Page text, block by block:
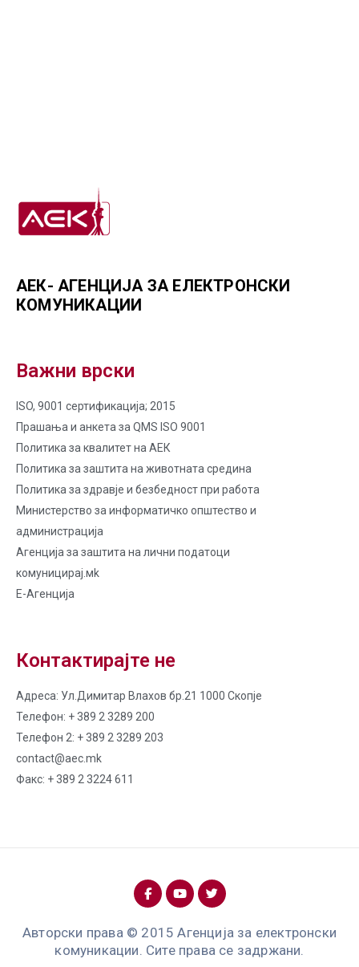
АЕК- АГЕНЦИЈА ЗА ЕЛЕКТРОНСКИ
КОМУНИКАЦИИ
Важни врски
ISO, 9001 сертификација; 2015
Прашања и анкета за QMS ISO 9001
Политика за квалитет на AЕК
Политика за заштита на животната средина
Политика за здравје и безбедност при работа
Министерство за информатичко општество и
администрација
Агенција за заштита на лични податоци
комуницирај.мk
Е-Агенција
Контактирајте не
Адреса: Ул.Димитар Влахов бр.21 1000 Скопје
Телефон: + 389 2 3289 200
Телефон 2: + 389 2 3289 203
contact@aec.mk
Факс: + 389 2 3224 611
Авторски права © 2015 Агенција за електронски
комуникации. Сите права се задржани.